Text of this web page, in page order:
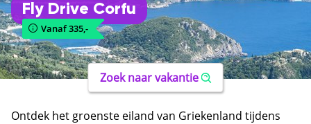
Fly Drive Corfu
Vanaf 335,-
Zoek naar vakantie
Ontdek het groenste eiland van Griekenland tijdens